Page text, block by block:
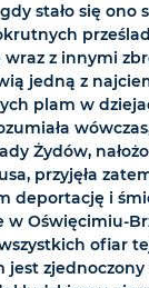
stało się ono
z innymi
jedną z
plam w
Żydów,
przyjęła
deportację i
w Oświęcimiu-
ofiar
jest zjednoczony